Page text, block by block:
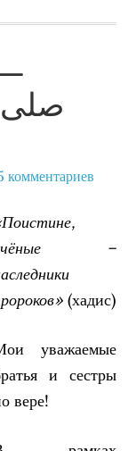
комментариев
–
(хадис)
уважаемые
и сестры
вере!